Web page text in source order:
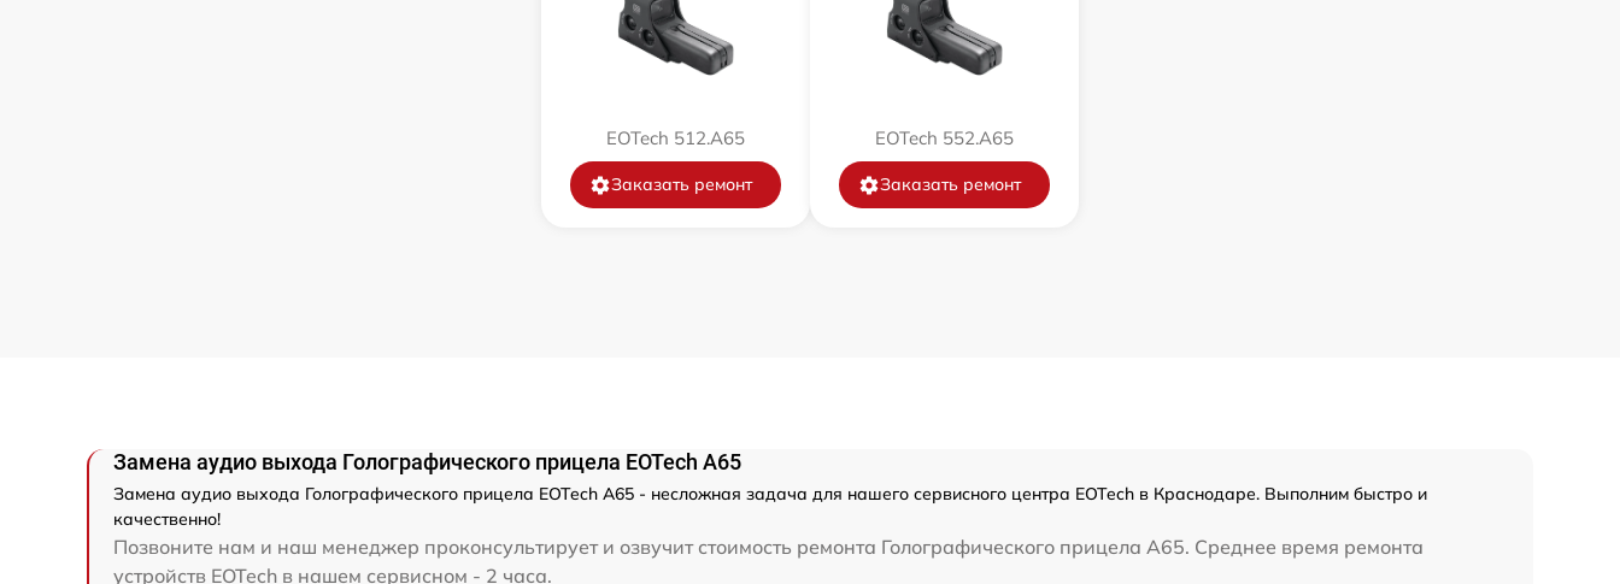
EOTech 512.A65
Заказать ремонт
EOTech 552.A65
Заказать ремонт
Замена аудио выхода Голографического прицела EOTech A65
Замена аудио выхода Голографического прицела EOTech A65 - несложная задача для нашего сервисного центра EOTech в Краснодаре. Выполним быстро и
качественно!
Позвоните нам и наш менеджер проконсультирует и озвучит стоимость ремонта Голографического прицела A65. Среднее время ремонта
устройств EOTech в нашем сервисном - 2 часа.